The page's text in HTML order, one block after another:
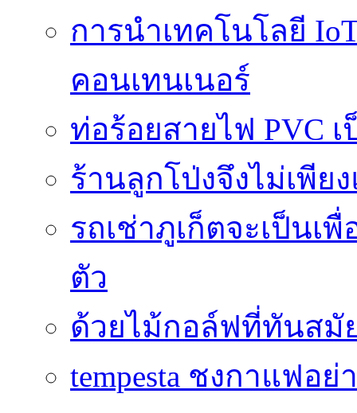
การนำเทคโนโลยี
คอนเทนเนอร์
ท่อร้อยสายไฟ PVC
ร้านลูกโป่งจึงไม่เพีย
รถเช่าภูเก็ตจะเป็น
ตัว
ด้วยไม้กอล์ฟที่ทันสมั
tempesta ชงกาแฟอ